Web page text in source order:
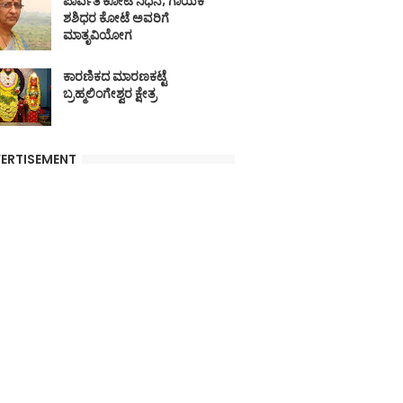
ಶಶಿಧರ ಕೋಟೆ ಅವರಿಗೆ
ಮಾತೃವಿಯೋಗ
ಕಾರಣಿಕದ ಮಾರಣಕಟ್ಟೆ
ಬ್ರಹ್ಮಲಿಂಗೇಶ್ವರ ಕ್ಷೇತ್ರ